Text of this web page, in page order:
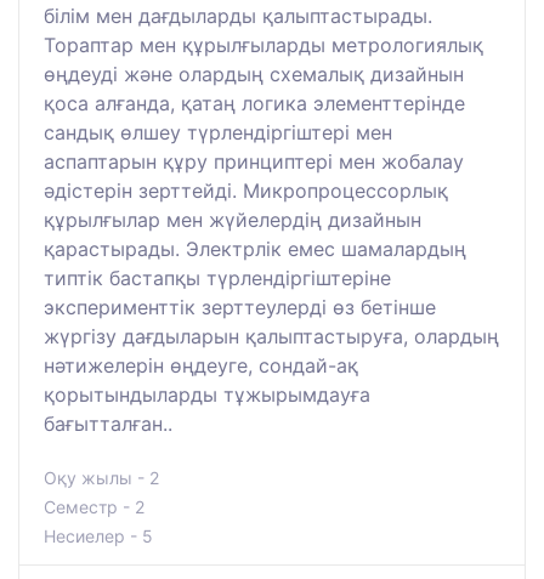
білім мен дағдыларды қалыптастырады.
Тораптар мен құрылғыларды метрологиялық
өңдеуді және олардың схемалық дизайнын
қоса алғанда, қатаң логика элементтерінде
сандық өлшеу түрлендіргіштері мен
аспаптарын құру принциптері мен жобалау
әдістерін зерттейді. Микропроцессорлық
құрылғылар мен жүйелердің дизайнын
қарастырады. Электрлік емес шамалардың
типтік бастапқы түрлендіргіштеріне
эксперименттік зерттеулерді өз бетінше
жүргізу дағдыларын қалыптастыруға, олардың
нәтижелерін өңдеуге, сондай-ақ
қорытындыларды тұжырымдауға
бағытталған..
Оқу жылы - 2
Семестр - 2
Несиелер - 5